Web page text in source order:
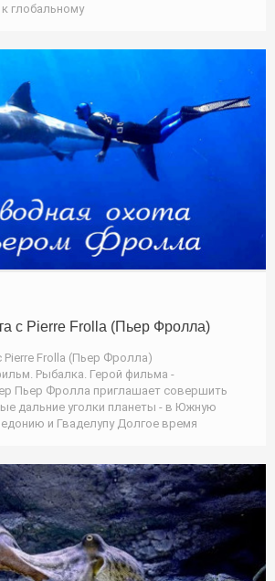
глобальному
с Pierre Frolla (Пьер Фролла)
Frolla (Пьер Фролла)
Рыбалка. Герой фильма -
Пьер Фролла приглашает совершить
дальние уголки планеты - в Южную
и Гваделупу Долгое время